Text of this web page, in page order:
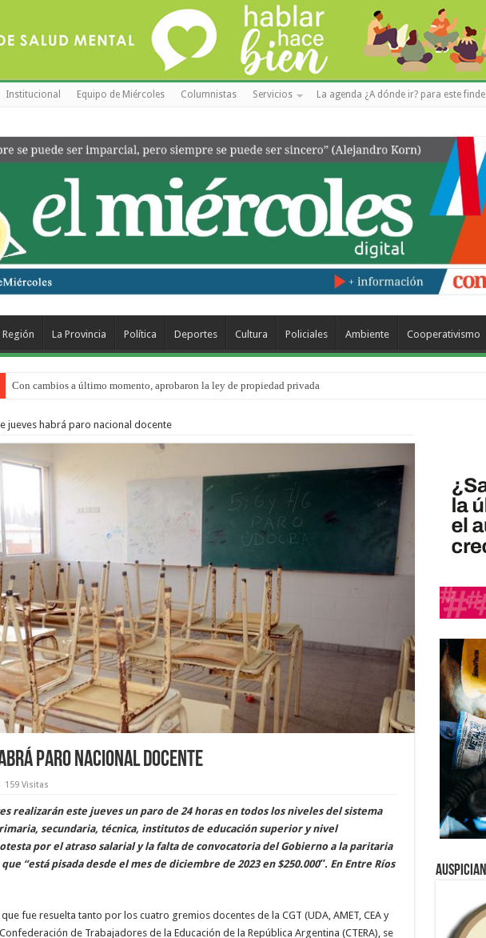
Institucional Equipo de Miércoles Columnistas Servicios La agenda ¿A dónde ir? para este finde
Región La Provincia Política Deportes Cultura Policiales Ambiente Cooperativismo
Con cambios a último momento, aprobaron la ley de propiedad privada
Del viernes 7 al domingo 9 de agosto: la agenda ¿A dónde ir? para este finde
jueves habrá paro nacional docente
paro nacional docente
159 Visitas
realizarán este jueves un paro de 24 horas en todos los niveles del sistema
secundaria, técnica, institutos de educación superior y nivel
por el atraso salarial y la falta de convocatoria del Gobierno a la paritaria
“está pisada desde el mes de diciembre de 2023 en $250.000″. En Entre Ríos
fue resuelta tanto por los cuatro gremios docentes de la CGT (UDA, AMET, CEA y
de Trabajadores de la Educación de la República Argentina (CTERA), se
Auspician